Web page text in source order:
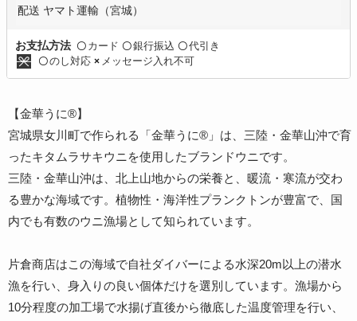
配送 ヤマト運輸（宮城）
お支払方法 〇 カード 〇銀行振込 〇代引き
〇のし対応 × メッセージ入れ不可
【金華うに®】
宮城県女川町で作られる「金華うに®」は、三陸・金華山沖で育
ったキタムラサキウニを使用したブランドウニです。
三陸・金華山沖は、北上山地からの栄養と、暖流・寒流が交わ
る豊かな海域です。植物性・海洋性プランクトンが豊富で、国
内でも有数のウニ漁場として知られています。
片倉商店はこの海域で自社ダイバーによる水深20m以上の潜水
漁を行い、身入りの良い個体だけを選別しています。漁場から
10分程度の加工場で水揚げ直後から徹底した温度管理を行い、